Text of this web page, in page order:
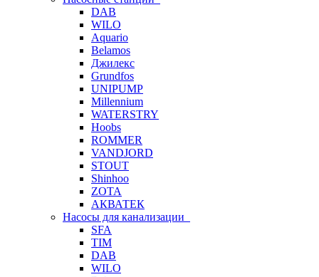
DAB
WILO
Aquario
Belamos
Джилекс
Grundfos
UNIPUMP
Millennium
WATERSTRY
Hoobs
ROMMER
VANDJORD
STOUT
Shinhoo
ZOTA
АКВАТЕК
Насосы для канализации
SFA
TIM
DAB
WILO